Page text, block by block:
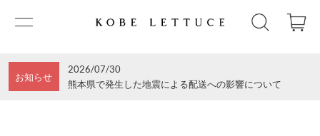
お知らせ
2026/07/30
熊本県で発生した地震による配送への影響について